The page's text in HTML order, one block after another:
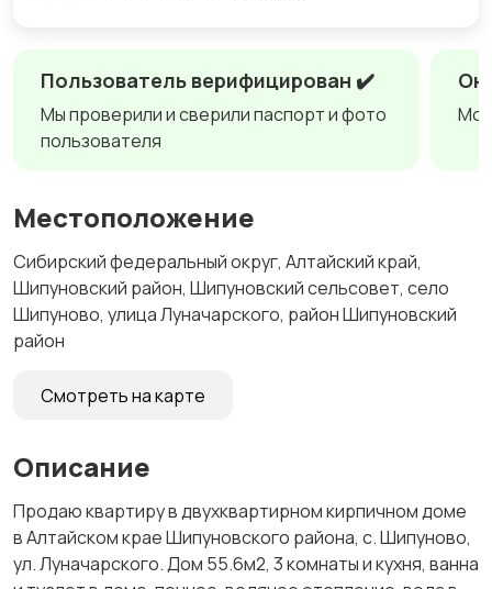
Пользователь верифицирован ✔️
Мы проверили и сверили паспорт и фото
пользователя
Местоположение
Сибирский федеральный округ, Алтайский край,
Шипуновский район, Шипуновский сельсовет, село
Шипуново, улица Луначарского, район Шипуновский
район
Смотреть на карте
Описание
Продаю квартиру в двухквартирном кирпичном доме
в Алтайском крае Шипуновского района, с. Шипуново,
ул. Луначарского. Дом 55.6м2, 3 комнаты и кухня, ванна